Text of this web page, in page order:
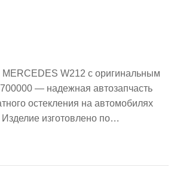
MERCEDES W212 с оригинальным
— надежная автозапчасть
остекления на автомобилях
изготовлено по
отличается точной
обзорность и устойчивость к